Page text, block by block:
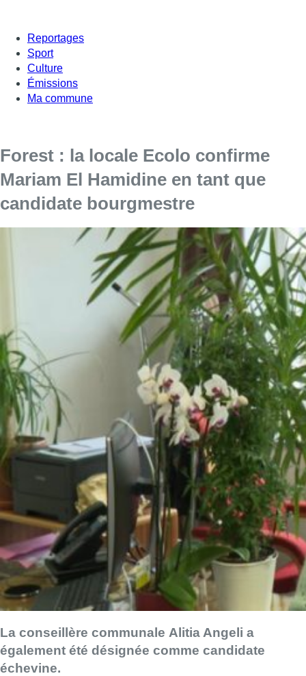
Reportages
Sport
Culture
Émissions
Ma commune
Forest : la locale Ecolo confirme
Mariam El Hamidine en tant que
candidate bourgmestre
La conseillère communale Alitia Angeli a
également été désignée comme candidate
échevine.